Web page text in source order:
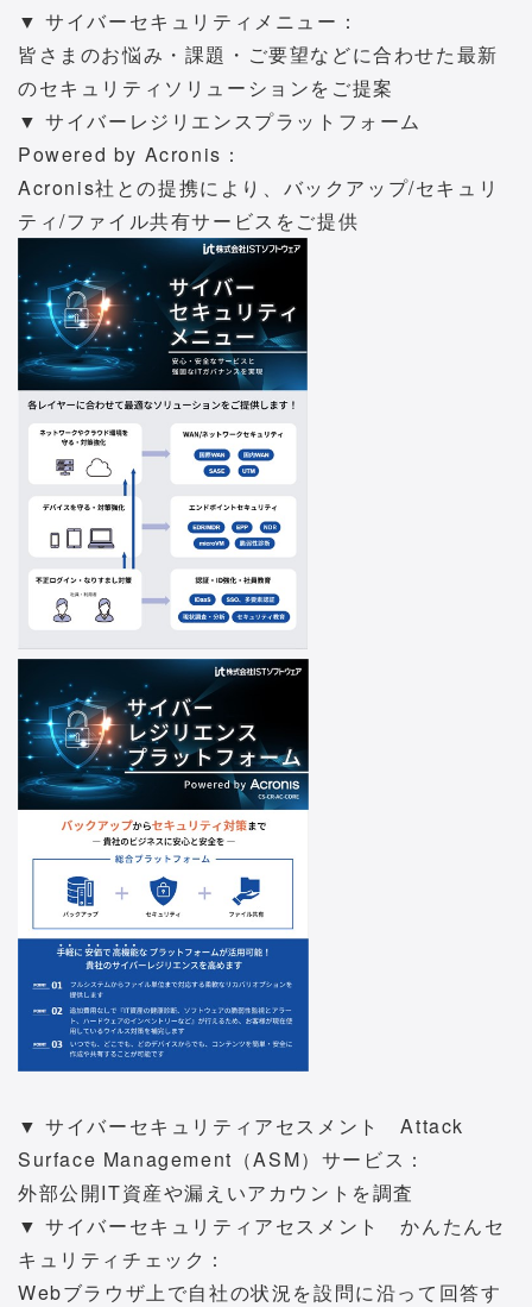
▼ サイバーセキュリティメニュー：
皆さまのお悩み・課題・ご要望などに合わせた最新
のセキュリティソリューションをご提案
▼ サイバーレジリエンスプラットフォーム
Powered by Acronis：
Acronis社との提携により、バックアップ/セキュリ
ティ/ファイル共有サービスをご提供
▼ サイバーセキュリティアセスメント Attack
Surface Management（ASM）サービス：
外部公開IT資産や漏えいアカウントを調査
▼ サイバーセキュリティアセスメント かんたんセ
キュリティチェック：
Webブラウザ上で自社の状況を設問に沿って回答す